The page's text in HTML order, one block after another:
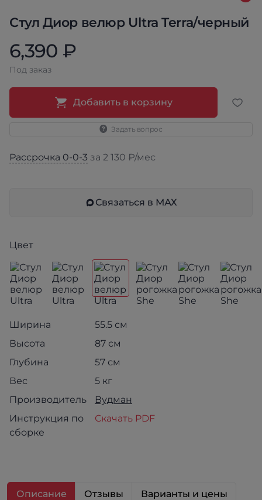
Стул Диор велюр Ultra Terra/черный
6,390 ₽
Под заказ
Добавить в корзину
Задать вопрос
Рассрочка 0-0-3 за 2 130 ₽/мес
Связаться в МАХ
Цвет
Ширина
55.5 см
Высота
87 см
Глубина
57 см
Вес
5 кг
Производитель
Вудман
Инструкция по
сборке
Скачать PDF
Описание Отзывы Варианты и цены